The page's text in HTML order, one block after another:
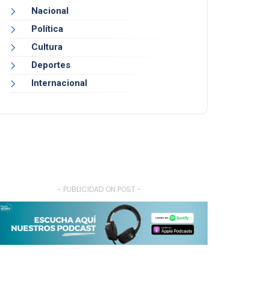
Nacional
Política
Cultura
Deportes
Internacional
- PUBLICIDAD ON POST -